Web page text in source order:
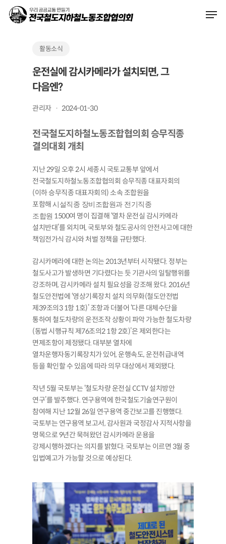
활동소식
운전실에 감시카메라가 설치되면, 그
다음엔?
관리자 2024-01-30
전국철도지하철노동조합협의회 승무직종
결의대회 개최
지난 29일 오후 2시 세종시 국토교통부 앞에서
전국철도지하철노동조합협의회 승무직종 대표자회의
(이하 승무직종 대표자회의) 소속 조합원을
포함해 시설직종 장비조합원과 전기직종
조합원 1500여 명이 집결해 ‘열차 운전실 감시카메라
설치반대’를 외치며, 국토부와 철도공사의 안전사고에 대한
책임전가식 감시와 처벌 정책을 규탄했다.
감시카메라에 대한 논의는 2013년부터 시작됐다. 정부는
철도사고가 발생하면 기다렸다는 듯 기관사의 일탈행위를
강조하며, 감시카메라 설치 필요성을 강조해 왔다. 2016년
철도안전법에 ‘영상기록장치 설치 의무화(철도안전법
제39조의3 1항 1호)’ 조항과 더불어 ‘다른 대체수단을
통하여 철도차량의 운전조작 상황이 파악 가능한 철도차량
(동법 시행규칙 제76조의2 1항 2호)’은 제외한다는
면제조항이 제정됐다. 대부분 열차에
열차운행자동기록장치가 있어, 운행속도, 운전취급내역
등을 확인할 수 있음에 따라 의무 대상에서 제외됐다.
작년 5월 국토부는 ‘철도차량 운전실 CCTV 설치방안
연구’를 발주했다. 연구용역에 한국철도기술연구원이
참여해 지난 12월 26일 연구용역 중간보고를 진행했다.
국토부는 연구용역 보고서, 감사원과 국정감사 지적사항을
명목으로 9년간 묵혀왔던 감시카메라 운용을
강제시행하겠다는 의지를 밝혔다. 국토부는 이르면 3월 중
입법예고가 가능할 것으로 예상된다.